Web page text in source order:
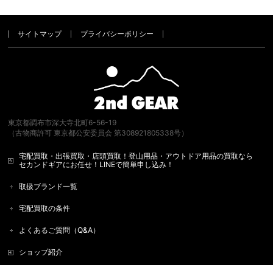
サイトマップ プライバシーポリシー
東京都調布市深大寺北町6-56-19
（古物商許可 東京都公安委員会 第308921805338号）
宅配買取・出張買取・店頭買取！登山用品・アウトドア用品の買取なら
セカンドギアにお任せ！LINEで簡単申し込み！
取扱ブランド一覧
宅配買取の条件
よくあるご質問（Q&A）
ショップ紹介